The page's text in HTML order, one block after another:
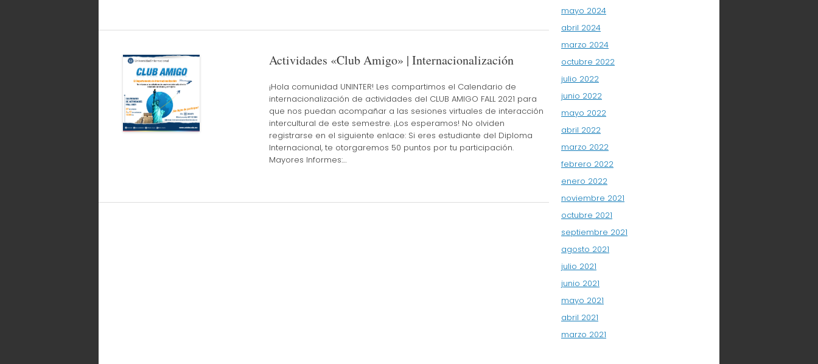
Actividades «Club Amigo» | Internacionalización
¡Hola comunidad UNINTER! Les compartimos el Calendario de
internacionalización de actividades del CLUB AMIGO FALL 2021 para
que nos puedan acompañar a las sesiones virtuales de interacción
intercultural de este semestre. ¡Los esperamos! No olviden
registrarse en el siguiente enlace: Si eres estudiante del Diploma
Internacional, te otorgaremos 50 puntos por tu participación.
Mayores Informes:…
mayo 2024
abril 2024
marzo 2024
octubre 2022
julio 2022
junio 2022
mayo 2022
abril 2022
marzo 2022
febrero 2022
enero 2022
noviembre 2021
octubre 2021
septiembre 2021
agosto 2021
julio 2021
junio 2021
mayo 2021
abril 2021
marzo 2021